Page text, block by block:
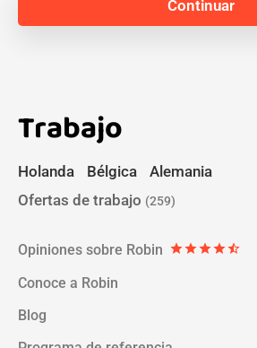
Trabajo
Holanda Bélgica
Alemania
Ofertas de trabajo (259)
Opiniones sobre Robin starstarstarstarstar_half
Conoce a Robin
Blog